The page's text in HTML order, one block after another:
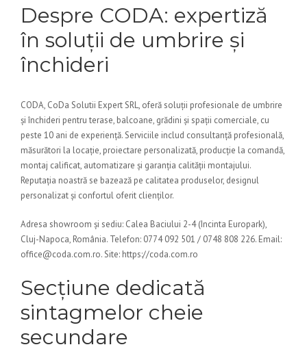
Despre CODA: expertiză
în soluții de umbrire și
închideri
CODA, CoDa Solutii Expert SRL, oferă soluții profesionale de umbrire
și închideri pentru terase, balcoane, grădini și spații comerciale, cu
peste 10 ani de experiență. Serviciile includ consultanță profesională,
măsurători la locație, proiectare personalizată, producție la comandă,
montaj calificat, automatizare și garanția calității montajului.
Reputația noastră se bazează pe calitatea produselor, designul
personalizat și confortul oferit clienților.
Adresa showroom și sediu: Calea Baciului 2-4 (Incinta Europark),
Cluj-Napoca, România. Telefon: 0774 092 501 / 0748 808 226. Email:
office@coda.com.ro. Site: https://coda.com.ro
Secțiune dedicată
sintagmelor cheie
secundare